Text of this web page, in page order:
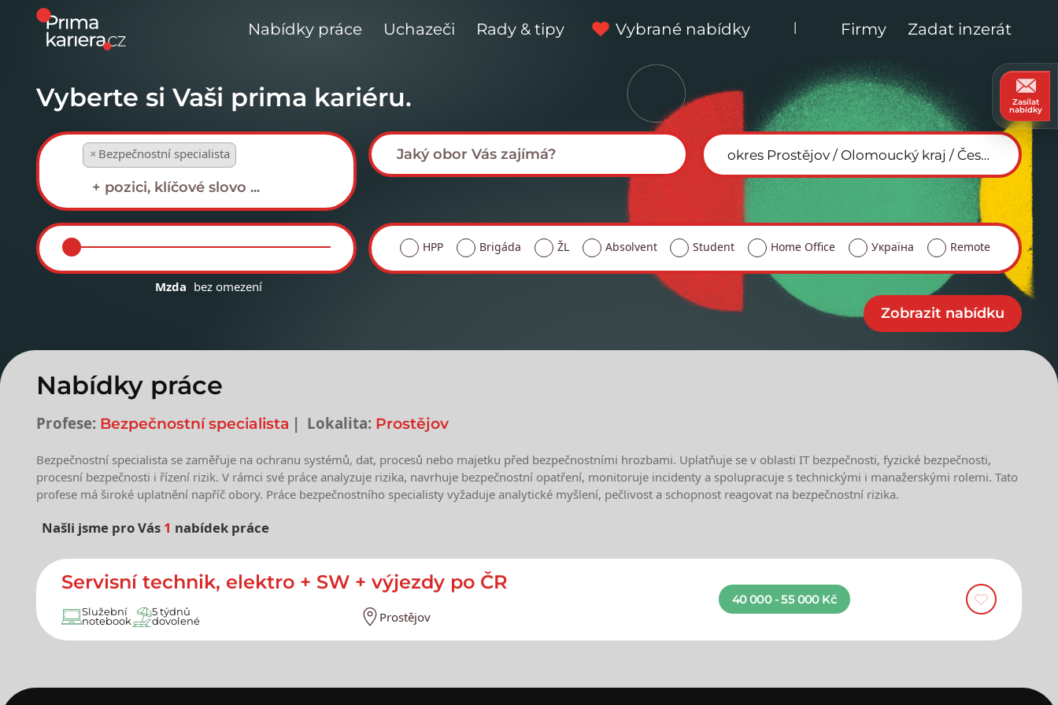
Nabídky práce Uchazeči Rady & tipy Vybrané nabídky | Firmy Zadat inzerát
Vyberte si Vaši prima kariéru.
× Bezpečnostní specialista
Mzda bez omezení
HPP Brigáda ŽL Absolvent Student Home Office Україна Remote
Nabídky práce
Profese: Bezpečnostní specialista Lokalita: Prostějov
Bezpečnostní specialista se zaměřuje na ochranu systémů, dat, procesů nebo majetku před bezpečnostními hrozbami. Uplatňuje se v oblasti IT bezpečnosti, fyzické bezpečnosti,
procesní bezpečnosti i řízení rizik. V rámci své práce analyzuje rizika, navrhuje bezpečnostní opatření, monitoruje incidenty a spolupracuje s technickými i manažerskými rolemi. Tato
profese má široké uplatnění napříč obory. Práce bezpečnostního specialisty vyžaduje analytické myšlení, pečlivost a schopnost reagovat na bezpečnostní rizika.
Našli jsme pro Vás 1 nabídek práce
Nejnovější nabídky práce
Servisní technik, elektro + SW + výjezdy po ČR
Služební
notebook
5 týdnů
dovolené
Prostějov
40 000 - 55 000 Kč
Zasílat
nabídky